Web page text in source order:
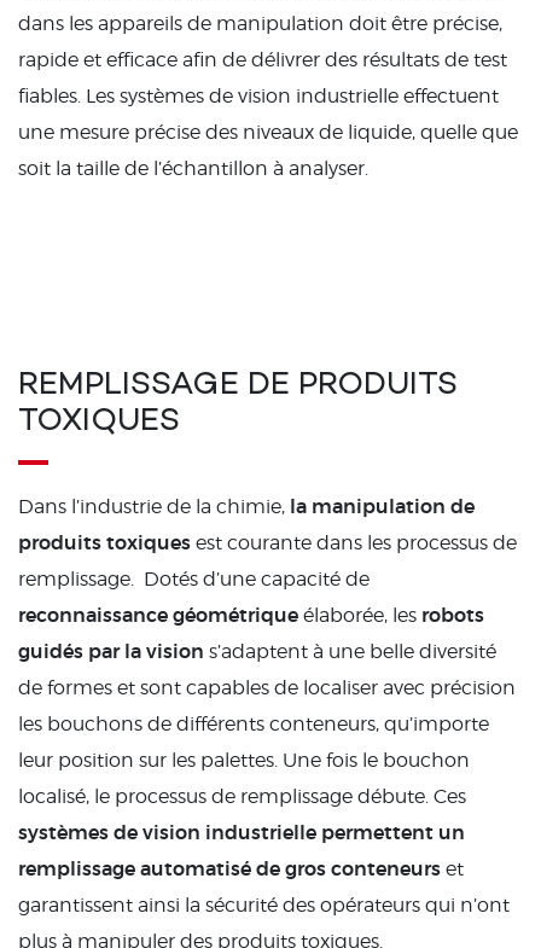
dans les appareils de manipulation doit être précise,
rapide et efficace afin de délivrer des résultats de test
fiables. Les systèmes de vision industrielle effectuent
une mesure précise des niveaux de liquide, quelle que
soit la taille de l’échantillon à analyser.
REMPLISSAGE DE PRODUITS
TOXIQUES
Dans l’industrie de la chimie, la manipulation de
produits toxiques est courante dans les processus de
remplissage. Dotés d’une capacité de
reconnaissance géométrique élaborée, les robots
guidés par la vision s’adaptent à une belle diversité
de formes et sont capables de localiser avec précision
les bouchons de différents conteneurs, qu’importe
leur position sur les palettes. Une fois le bouchon
localisé, le processus de remplissage débute. Ces
systèmes de vision industrielle permettent un
remplissage automatisé de gros conteneurs et
garantissent ainsi la sécurité des opérateurs qui n’ont
plus à manipuler des produits toxiques.